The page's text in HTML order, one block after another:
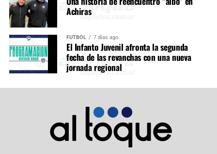
Achiras
FÚTBOL 7 días ago
El Infanto Juvenil afronta la segunda
fecha de las revanchas con una nueva
jornada regional